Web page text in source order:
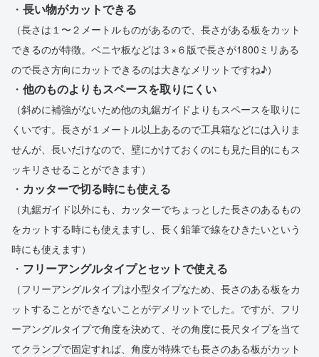
・ 長い物がカットできる
（長さは１〜２メートルものがあるので、長さがある板をカット
できるのが特徴。ベニヤ板などは３×６版で長さが1800ミリある
ので長さ方向にカットできるのは大きなメリットですね♪）
・ 他のものよりもスペースを取りにくい
（斜めに補強がないため他の丸鋸ガイドよりもスペースを取りに
くいです。長さが１メートル以上あるので工具箱などには入りま
せんが、長いだけなので、壁にかけておくのにも見た目的にもス
ッキリさせることができます）
・ カッターで切る時にも使える
（丸鋸ガイド以外にも、カッターでちょっとした長さのあるもの
をカットする時にも使えますし、長く鉛筆で線をひきたいという
時にも使えます）
・ フリーアングルタイプとセットで使える
（フリーアングルタイプは小型タイプなため、長さのある板をカ
ットすることができないことがデメリットでした。ですが、フリ
ーアングルタイプで角度を決めて、その角度に長尺タイプを当て
てクランプで固定すれば、角度が特殊でも長さのある板がカット